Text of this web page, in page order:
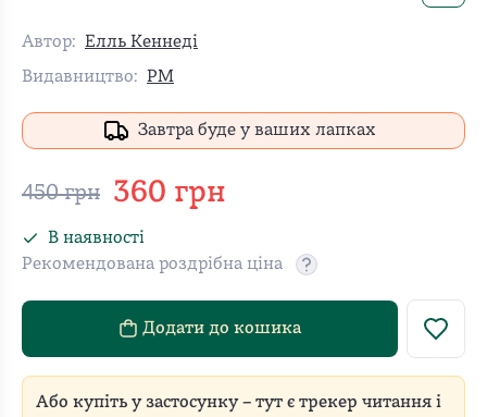
Автор: Елль Кеннеді
Видавництво: РМ
Завтра буде у ваших лапках
450грн 360 грн
В наявності
Рекомендована роздрібна ціна
Додати до кошика
Або купіть у застосунку – тут є трекер читання і